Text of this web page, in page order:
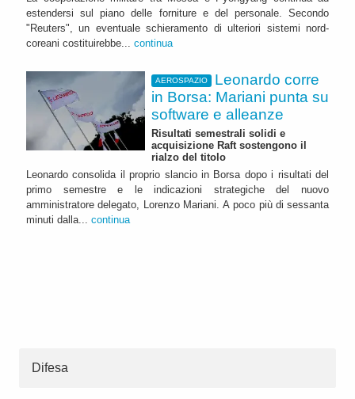
estendersi sul piano delle forniture e del personale. Secondo
"Reuters", un eventuale schieramento di ulteriori sistemi nord-
coreani costituirebbe... continua
AEROSPAZIO
Leonardo corre
in Borsa: Mariani punta su
software e alleanze
Risultati semestrali solidi e
acquisizione Raft sostengono il
rialzo del titolo
Leonardo consolida il proprio slancio in Borsa dopo i risultati del
primo semestre e le indicazioni strategiche del nuovo
amministratore delegato, Lorenzo Mariani. A poco più di sessanta
minuti dalla... continua
Difesa